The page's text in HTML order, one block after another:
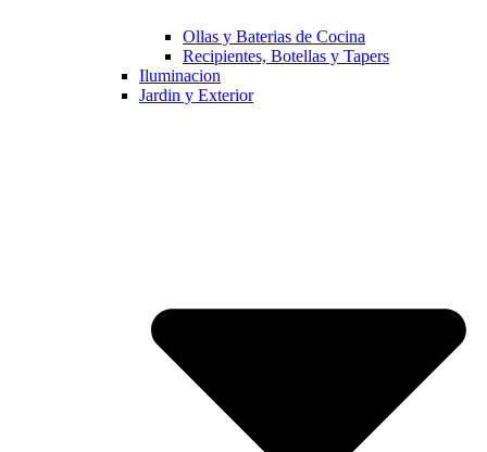
Ollas y Baterias de Cocina
Recipientes, Botellas y Tapers
Iluminacion
Jardin y Exterior